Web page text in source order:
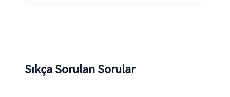
Sıkça Sorulan Sorular